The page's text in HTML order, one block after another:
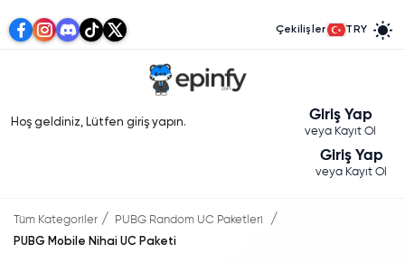
Çekilişler TRY
Hoş geldiniz, Lütfen giriş yapın. Giriş Yap
veya Kayıt Ol
Giriş Yap
veya Kayıt Ol
Tüm Kategoriler
PUBG Random UC Paketleri
PUBG Mobile Nihai UC Paketi